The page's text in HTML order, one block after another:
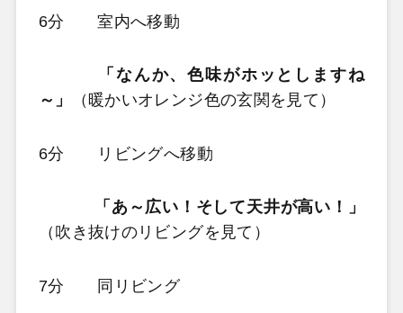
6分 室内へ移動
「なんか、色味がホッとしますね
～」
（暖かいオレンジ色の玄関を見て）
6分 リビングへ移動
「あ～広い！そして天井が高い！」
（吹き抜けのリビングを見て）
7分 同リビング